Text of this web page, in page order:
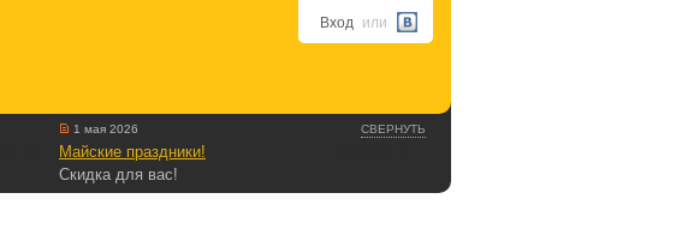
Вход или
СВЕРНУТЬ
1 мая 2026
Майские праздники!
Скидка для вас!